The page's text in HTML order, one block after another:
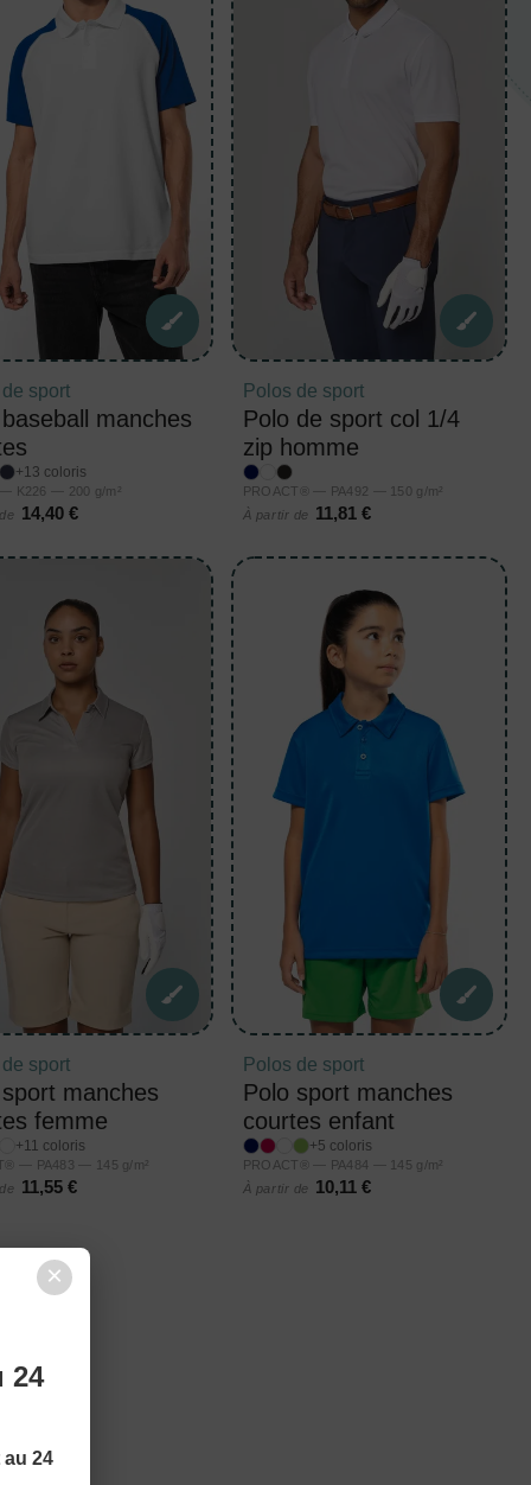
×
24
au 24
sport
manches
+13 coloris
K226 — 200 g/m²
14,40 €
Polos de sport
Polo de sport col 1/4
zip homme
PROACT® — PA492 — 150 g/m²
À partir de
11,81 €
sport
manches
femme
+11 coloris
— PA483 — 145 g/m²
11,55 €
Polos de sport
Polo sport manches
courtes enfant
+5 coloris
PROACT® — PA484 — 145 g/m²
À partir de
10,11 €